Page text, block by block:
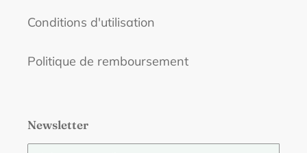
Conditions d'utilisation
Politique de remboursement
Newsletter